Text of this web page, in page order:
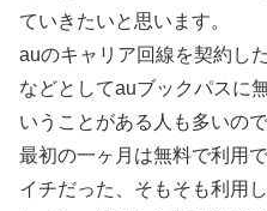
ていきたいと思います。
auのキャリア回線を契約し
などとしてauブックパスに
いうことがある人も多いの
最初の一ヶ月は無料で利用
イチだった、そもそも利用